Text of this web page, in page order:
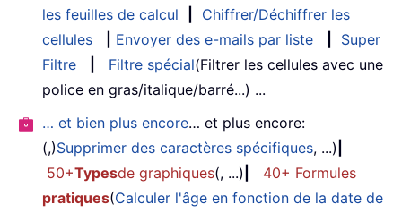
les feuilles de calcul
Chiffrer/Déchiffrer les
cellules
Envoyer des e-mails par liste
Super
Filtre
Filtre spécial(Filtrer les cellules avec une
police en gras/italique/barré...) ...
… et bien plus encore… et plus encore:
(,)Supprimer des caractères spécifiques, ...)
50+Typesde graphiques(, ...)
40+ Formules
pratiques(Calculer l'âge en fonction de la date de